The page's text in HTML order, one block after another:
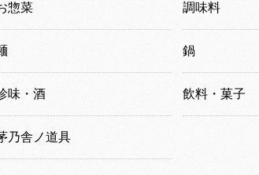
惣菜 調味料
鍋
味・酒 飲料・菓子
乃舎ノ道具